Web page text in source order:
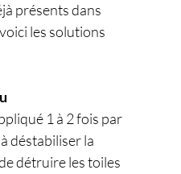
présents dans
les solutions
1 à 2 fois par
déstabiliser la
détruire les toiles